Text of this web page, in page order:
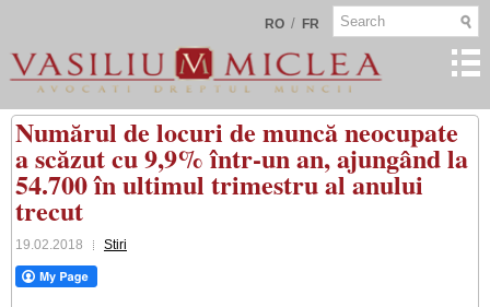
RO / FR
Numărul de locuri de muncă neocupate
a scăzut cu 9,9% într-un an, ajungând la
54.700 în ultimul trimestru al anului
trecut
19.02.2018 Stiri